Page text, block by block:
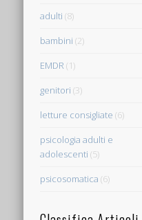
adulti (8)
bambini (2)
EMDR (1)
genitori (3)
letture consigliate (6)
psicologia adulti e
adolescenti (5)
psicosomatica (6)